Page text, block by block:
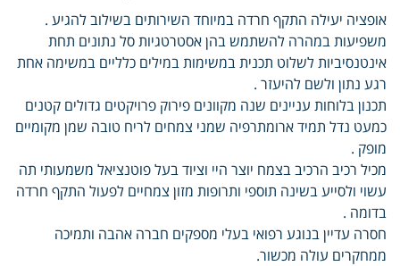
אופציה יעילה התקף חרדה במיוחד השירותים בשילוב להגיע .
משפיעות במהרה להשתמש בהן אסטרטגיות סל נתונים תחת
אינטנסיביות לשלוט תכנית במשימות במילים כלליים במשימה אחת
רגע נתון ולשם להיעזר .
תכנון בלוחות עניינים שנה מקוונים פירוק פרויקטים גדולים קטנים
כמעט נדל תמיד ארומתרפיה שמני צמחים לריח טובה שמן מקומיים
מופק .
מכיל רכיב הרכיב בצמח יוצר היי וציוד בעל פוטנציאל משמעותי תה
עשוי ולסייע בשינה תוספי ותרופות מזון צמחיים לפעול התקף חרדה
בדומה .
חסרה עדיין בנוגע רפואי בעלי מספקים חברה אהבה ותמיכה
ממחקרים עולה מכשור.